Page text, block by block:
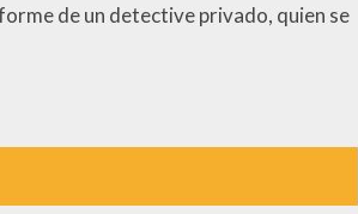
de un detective privado, quien se